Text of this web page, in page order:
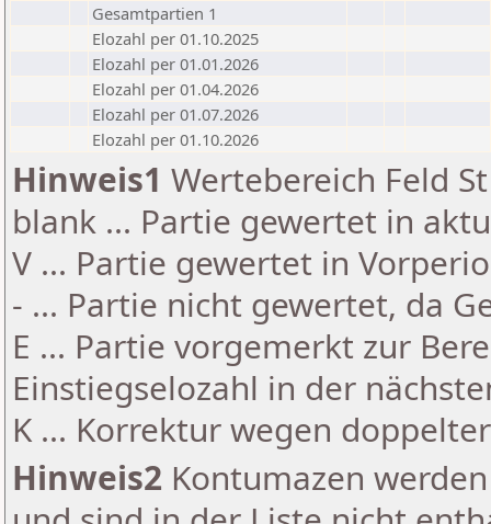
Gesamtpartien 1
Elozahl per 01.10.2025
Elozahl per 01.01.2026
Elozahl per 01.04.2026
Elozahl per 01.07.2026
Elozahl per 01.10.2026
Hinweis1 Wertebereich Feld
blank ... Partie gewertet in
V ... Partie gewertet in
- ... Partie nicht gewertet, da
E ... Partie vorgemerkt zur
Einstiegselozahl in der
K ... Korrektur wegen
Hinweis2 Kontumazen